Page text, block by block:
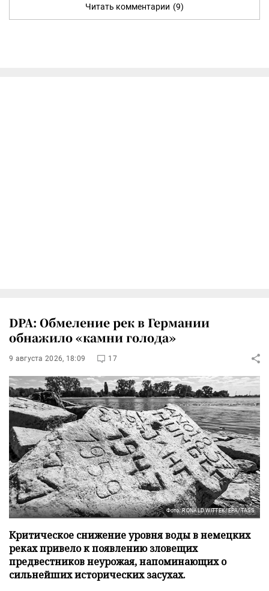
Читать комментарии (9)
DPA: Обмеление рек в Германии
обнажило «камни голода»
9 августа 2026, 18:09 17
Фото: RONALD WITTEK/EPA/TASS
Критическое снижение уровня воды в немецких
реках привело к появлению зловещих
предвестников неурожая, напоминающих о
сильнейших исторических засухах.